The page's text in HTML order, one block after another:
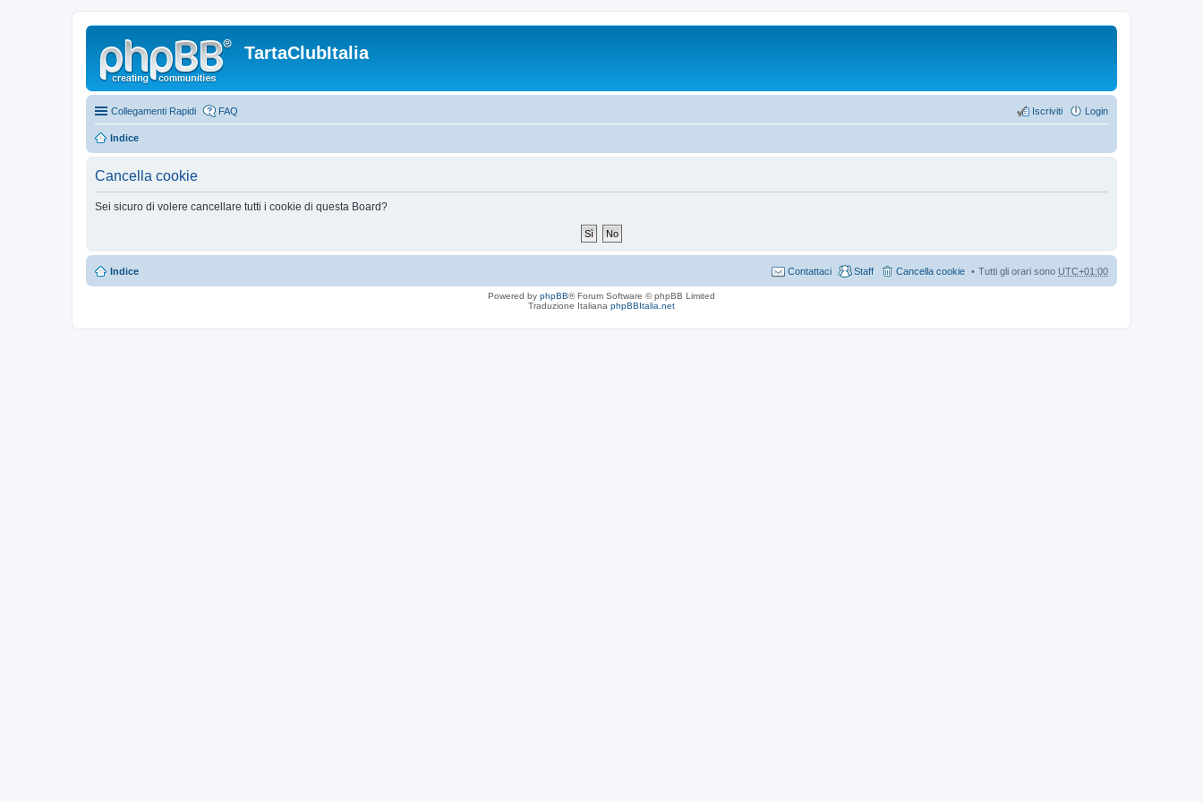
TartaClubItalia
Collegamenti Rapidi FAQ Login
Iscriviti
Indice
Cancella cookie
Sei sicuro di volere cancellare tutti i cookie di questa Board?
Indice Tutti gli orari sono UTC+01:00
Cancella cookie
Staff
Contattaci
Powered by phpBB® Forum Software © phpBB Limited
Traduzione Italiana phpBBItalia.net